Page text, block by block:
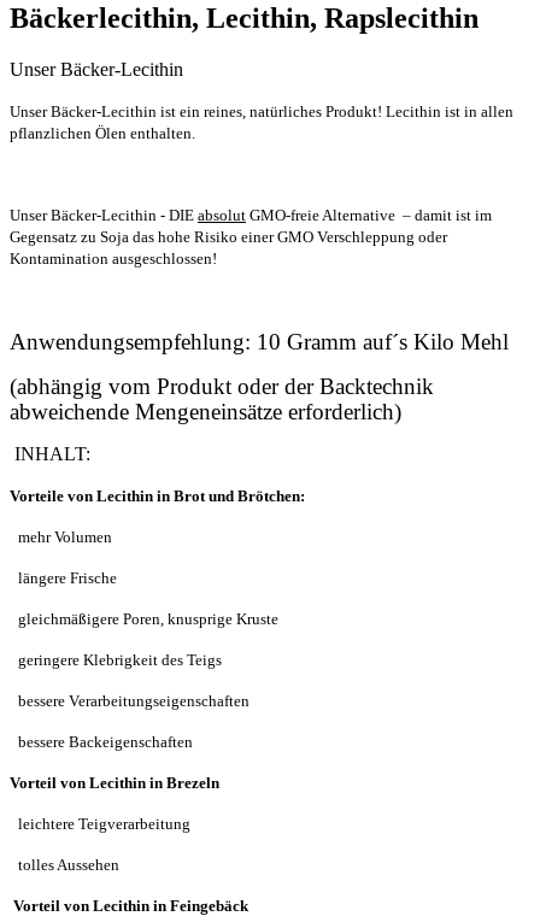
Bäckerlecithin, Lecithin, Rapslecithin
Unser Bäcker-Lecithin
Unser Bäcker-Lecithin ist ein reines, natürliches Produkt! Lecithin ist in allen
pflanzlichen Ölen enthalten.
Unser Bäcker-Lecithin - DIE absolut GMO-freie Alternative – damit ist im
Gegensatz zu Soja das hohe Risiko einer GMO Verschleppung oder
Kontamination ausgeschlossen!
Anwendungsempfehlung: 10 Gramm auf´s Kilo Mehl
(abhängig vom Produkt oder der Backtechnik
abweichende Mengeneinsätze erforderlich)
INHALT:
Vorteile von Lecithin in Brot und Brötchen:
mehr Volumen
längere Frische
gleichmäßigere Poren, knusprige Kruste
geringere Klebrigkeit des Teigs
bessere Verarbeitungseigenschaften
bessere Backeigenschaften
Vorteil von Lecithin in Brezeln
leichtere Teigverarbeitung
tolles Aussehen
Vorteil von Lecithin in Feingebäck